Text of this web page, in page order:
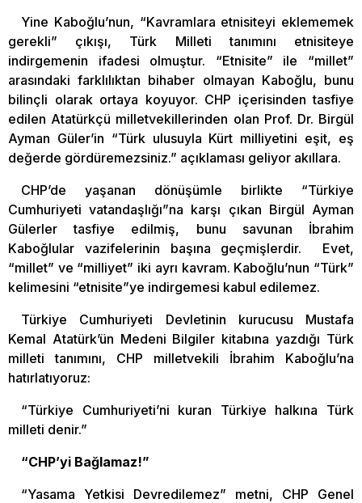
Yine Kaboğlu’nun, “Kavramlara etnisiteyi eklememek
gerekli” çıkışı, Türk Milleti tanımını etnisiteye
indirgemenin ifadesi olmuştur. “Etnisite” ile “millet”
arasındaki farklılıktan bihaber olmayan Kaboğlu, bunu
bilinçli olarak ortaya koyuyor. CHP içerisinden tasfiye
edilen Atatürkçü milletvekillerinden olan Prof. Dr. Birgül
Ayman Güler’in “Türk ulusuyla Kürt milliyetini eşit, eş
değerde gördüremezsiniz.” açıklaması geliyor akıllara.
CHP’de yaşanan dönüşümle birlikte “Türkiye
Cumhuriyeti vatandaşlığı”na karşı çıkan Birgül Ayman
Gülerler tasfiye edilmiş, bunu savunan İbrahim
Kaboğlular vazifelerinin başına geçmişlerdir. Evet,
“millet” ve “milliyet” iki ayrı kavram. Kaboğlu’nun “Türk”
kelimesini “etnisite”ye indirgemesi kabul edilemez.
Türkiye Cumhuriyeti Devletinin kurucusu Mustafa
Kemal Atatürk’ün Medeni Bilgiler kitabına yazdığı Türk
milleti tanımını, CHP milletvekili İbrahim Kaboğlu’na
hatırlatıyoruz:
“Türkiye Cumhuriyeti’ni kuran Türkiye halkına Türk
milleti denir.”
“CHP’yi Bağlamaz!”
“Yasama Yetkisi Devredilemez” metni, CHP Genel